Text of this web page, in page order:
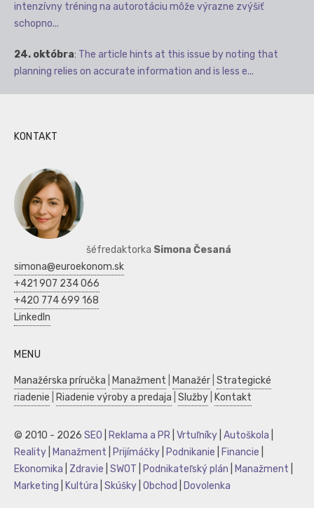
intenzívny tréning na autorotáciu môže výrazne zvýšiť
schopno...
24. októbra: The article hints at this issue by noting that
planning relies on accurate information and is less e...
KONTAKT
šéfredaktorka Simona Česaná
simona@euroekonom.sk
+421 907 234 066
+420 774 699 168
LinkedIn
MENU
Manažérska príručka Manažment Manažér Strategické
riadenie
Riadenie výroby a predaja Služby Kontakt
© 2010 - 2026 SEO Reklama a PR Vrtuľníky Autoškola
Reality
Manažment Prijímáčky Podnikanie Financie
Ekonomika
Zdravie SWOT Podnikateľský plán Manažment
Marketing
Kultúra Skúšky Obchod Dovolenka